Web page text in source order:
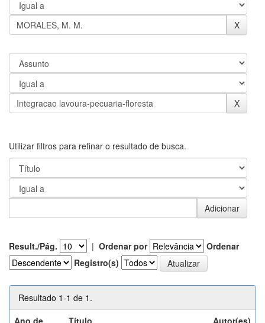
Utilizar filtros para refinar o resultado de busca.
Result./Pág. | Ordenar por
Ordenar
Registro(s)
Resultado 1-1 de 1.
Ano de
Título Autor(es)